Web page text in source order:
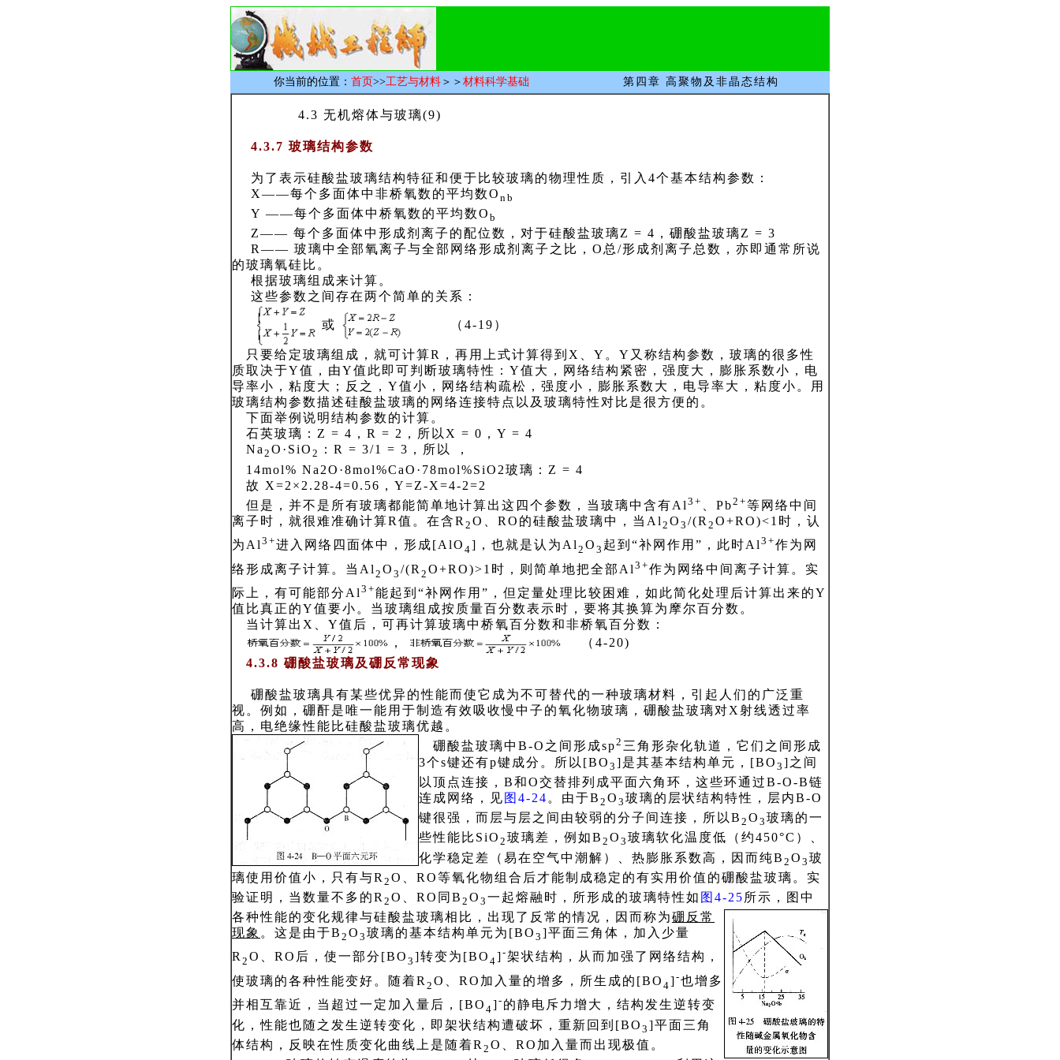
你当前的位置： 首页>>工艺与材料 ＞＞ 材料科学基础 第四章 高聚物及非晶态结构
4.3 无机熔体与玻璃(9)
4.3.7 玻璃结构参数
为了表示硅酸盐玻璃结构特征和便于比较玻璃的物理性质，引入4个基本结构参数：
X——每个多面体中非桥氧数的平均数O nb
Y ——每个多面体中桥氧数的平均数O b
Z—— 每个多面体中形成剂离子的配位数，对于硅酸盐玻璃Z = 4，硼酸盐玻璃Z = 3
R—— 玻璃中全部氧离子与全部网络形成剂离子之比，O总/形成剂离子总数，亦即通常所说
的玻璃氧硅比。
根据玻璃组成来计算。
这些参数之间存在两个简单的关系：
或 （4-19）
只要给定玻璃组成，就可计算R，再用上式计算得到X、Y。Y又称结构参数，玻璃的很多性
质取决于Y值，由Y值此即可判断玻璃特性：Y值大，网络结构紧密，强度大，膨胀系数小，电
导率小，粘度大；反之，Y值小，网络结构疏松，强度小，膨胀系数大，电导率大，粘度小。用
玻璃结构参数描述硅酸盐玻璃的网络连接特点以及玻璃特性对比是很方便的。
下面举例说明结构参数的计算。
石英玻璃：Z = 4，R = 2，所以X = 0，Y = 4
Na 2 O·SiO 2
：R = 3/1 = 3，所以 ，
14mol% Na2O·8mol%CaO·78mol%SiO2玻璃：Z = 4
故 X=2×2.28-4=0.56，Y=Z-X=4-2=2
但是，并不是所有玻璃都能简单地计算出这四个参数，当玻璃中含有Al 3+ 、Pb2+等网络中间
离子时，就很难准确计算R值。在含R 2 O、RO的硅酸盐玻璃中，当Al 2 O 3 /(R 2 O+RO)<1时，认
为Al3+进入网络四面体中，形成[AlO 4]，也就是认为Al2 O 3 起到“补网作用”，此时Al3+作为网
络形成离子计算。当Al 2 O 3 /(R 2 O+RO)>1时，则简单地把全部Al 3+作为网络中间离子计算。实
际上，有可能部分Al3+能起到“补网作用”，但定量处理比较困难，如此简化处理后计算出来的Y
值比真正的Y值要小。当玻璃组成按质量百分数表示时，要将其换算为摩尔百分数。
当计算出X、Y值后，可再计算玻璃中桥氧百分数和非桥氧百分数：
，
（4-20)
4.3.8 硼酸盐玻璃及硼反常现象
硼酸盐玻璃具有某些优异的性能而使它成为不可替代的一种玻璃材料，引起人们的广泛重
视。例如，硼酐是唯一能用于制造有效吸收慢中子的氧化物玻璃，硼酸盐玻璃对X射线透过率
高，电绝缘性能比硅酸盐玻璃优越。
硼酸盐玻璃中B-O之间形成sp2 三角形杂化轨道，它们之间形成
3个s键还有p键成分。所以[BO 3 ]是其基本结构单元，[BO 3 ]之间
以顶点连接，B和O交替排列成平面六角环，这些环通过B-O-B链
连成网络，见 图4-24 。由于B 2 O 3 玻璃的层状结构特性，层内B-O
键很强，而层与层之间由较弱的分子间连接，所以B 2 O 3 玻璃的一
些性能比SiO 2 玻璃差，例如B 2 O 3 玻璃软化温度低（约450°C）、
化学稳定差（易在空气中潮解）、热膨胀系数高，因而纯B 2 O 3 玻
璃使用价值小，只有与R 2 O、RO等氧化物组合后才能制成稳定的有实用价值的硼酸盐玻璃。实
验证明，当数量不多的R 2 O、RO同B 2 O 3 一起熔融时，所形成的玻璃特性如 图4-25 所示，图中
各种性能的变化规律与硅酸盐玻璃相比，出现了反常的情况，因而称为硼反常
现象 。这是由于B 2 O 3 玻璃的基本结构单元为[BO 3 ]平面三角体，加入少量
R2 O、RO后，使一部分[BO 3 ]转变为[BO 4] -架状结构，从而加强了网络结构，
使玻璃的各种性能变好。随着R 2 O、RO加入量的增多，所生成的[BO 4]-也增多
并相互靠近，当超过一定加入量后，[BO 4] - 的静电斥力增大，结构发生逆转变
化，性能也随之发生逆转变化，即架状结构遭破坏，重新回到[BO 3 ]平面三角
体结构，反映在性质变化曲线上是随着R 2 O、RO加入量而出现极值。